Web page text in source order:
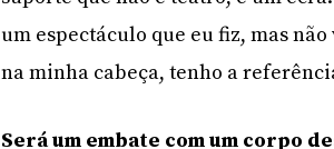
um espectáculo que eu fiz, mas
na minha cabeça, tenho a
Será um embate com um corpo